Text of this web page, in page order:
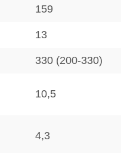
159
13
330 (200-330)
10,5
4,3